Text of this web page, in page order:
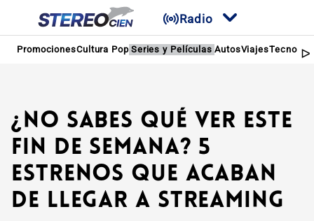
Radio
PromocionesCultura Pop Series y Películas AutosViajes
¿No sabes qué ver este
fin de semana? 5
estrenos que acaban
de llegar a streaming